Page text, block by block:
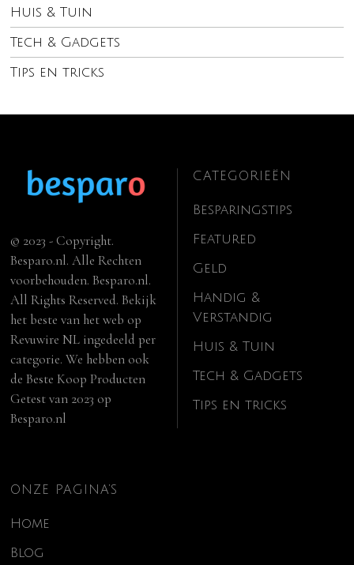
Huis & Tuin
Tech & Gadgets
Tips en tricks
© 2023 - Copyright.
Besparo.nl. Alle Rechten
voorbehouden. Besparo.nl.
All Rights Reserved. Bekijk
het beste van het web op
Revuwire NL ingedeeld per
categorie. We hebben ook
deBeste Koop Producten
Getest van 2023 op
Besparo.nl
CATEGORIEËN
Besparingstips
Featured
Geld
Handig &
Verstandig
Huis & Tuin
Tech & Gadgets
Tips en tricks
ONZE PAGINA’S
Home
Blog